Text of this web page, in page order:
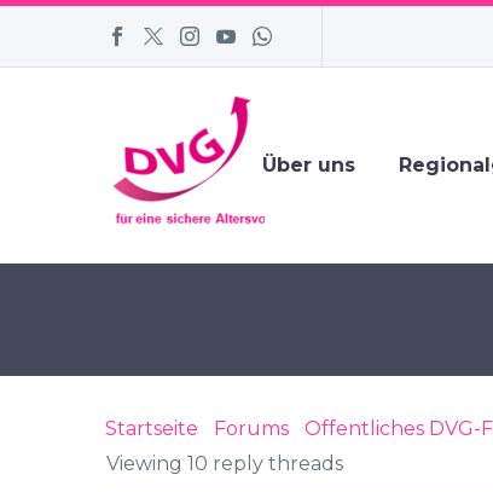
Über uns
Startseite Forums Öffentliches DVG-
Viewing 10 reply threads